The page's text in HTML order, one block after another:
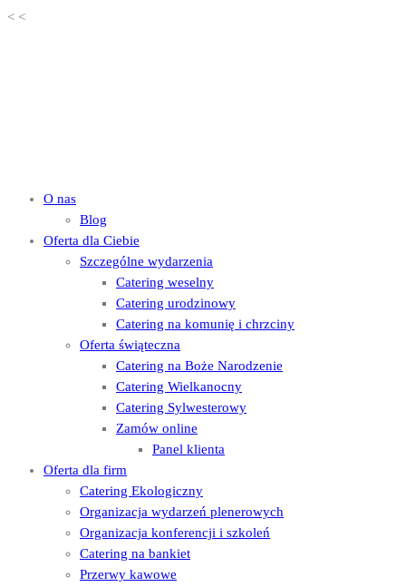
< <
O nas
Blog
Oferta dla Ciebie
Szczególne wydarzenia
Catering weselny
Catering urodzinowy
Catering na komunię i chrzciny
Oferta świąteczna
Catering na Boże Narodzenie
Catering Wielkanocny
Catering Sylwesterowy
Zamów online
Panel klienta
Oferta dla firm
Catering Ekologiczny
Organizacja wydarzeń plenerowych
Organizacja konferencji i szkoleń
Catering na bankiet
Przerwy kawowe